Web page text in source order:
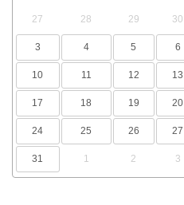
27 28 29 30
3 4 5 6
10 11 12 13
17 18 19 20
24 25 26 27
31 1 2 3